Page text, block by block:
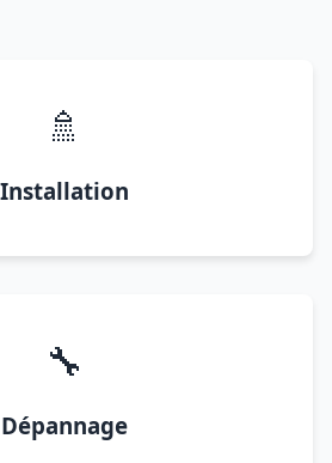
🚿
Installation
🔧
Dépannage